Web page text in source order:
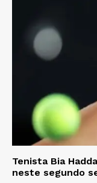
Tenista Bia
neste segundo